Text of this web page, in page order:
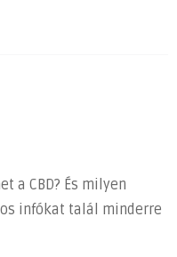
a CBD? És milyen
infókat talál minderre